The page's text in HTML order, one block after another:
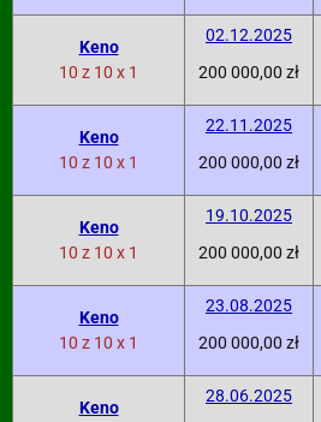
Keno
10 z 10 x 1
02.12.2025
200 000,00 zł
Keno
10 z 10 x 1
22.11.2025
200 000,00 zł
Keno
10 z 10 x 1
19.10.2025
200 000,00 zł
Keno
10 z 10 x 1
23.08.2025
200 000,00 zł
Keno
28.06.2025